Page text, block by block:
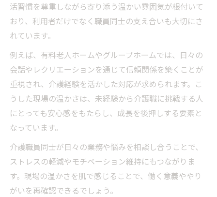
キャリア転換を叶える介護経験の強み
介護経験が新たなキャリア選択肢を広げる
未経験から得られる介護経験と自分の成長
転職希望者に伝える介護経験の魅力と将来
性
介護経験がキャリアチェンジを後押しする
理由
異業種から活かせる介護経験のポイント解
未経験から始める介護職で得た成長とは
未経験でも安心できる介護経験の積み方
未経験からの挑戦で得た介護経験の変化
活習慣を尊重しながら寄り添う温かい雰囲気が根付いて
おり、利用者だけでなく職員同士の支え合いも大切にさ
れています。
例えば、有料老人ホームやグループホームでは、日々の
会話やレクリエーションを通じて信頼関係を築くことが
重視され、介護経験を活かした対応が求められます。こ
うした現場の温かさは、未経験から介護職に挑戦する人
にとっても安心感をもたらし、成長を後押しする要素と
なっています。
介護職員同士が日々の業務や悩みを相談し合うことで、
ストレスの軽減やモチベーション維持にもつながりま
す。現場の温かさを肌で感じることで、働く意義ややり
がいを再確認できるでしょう。